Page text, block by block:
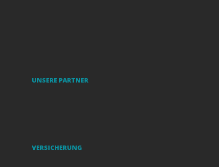
UNSERE PARTNER
VERSICHERUNG